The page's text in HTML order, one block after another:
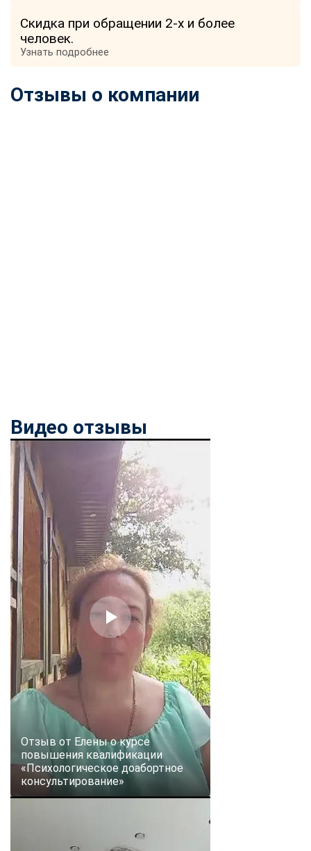
Скидка при обращении 2-х и более
человек.
Узнать подробнее
Отзывы о компании
Видео отзывы
Отзыв от Елены о курсе
повышения квалификации
«Психологическое доабортное
консультирование»